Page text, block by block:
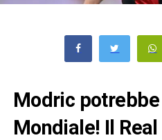
Modric
Mondiale! Il